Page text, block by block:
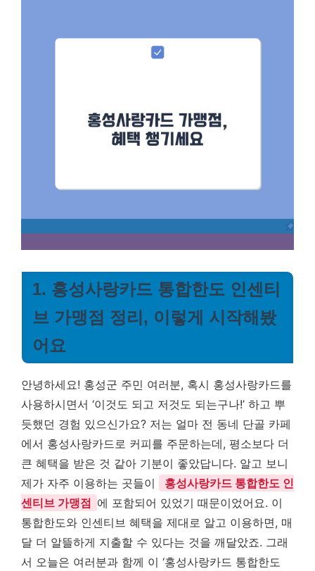
1. 홍성사랑카드 통합한도 인센티
브 가맹점 정리, 이렇게 시작해봤
어요
안녕하세요! 홍성군 주민 여러분, 혹시 홍성사랑카드를
사용하시면서 ‘이것도 되고 저것도 되는구나!’ 하고 뿌
듯했던 경험 있으신가요? 저는 얼마 전 동네 단골 카페
에서 홍성사랑카드로 커피를 주문하는데, 평소보다 더
큰 혜택을 받은 것 같아 기분이 좋았답니다. 알고 보니
제가 자주 이용하는 곳들이
홍성사랑카드 통합한도 인
센티브 가맹점 에 포함되어 있었기 때문이었어요. 이
통합한도와 인센티브 혜택을 제대로 알고 이용하면, 매
달 더 알뜰하게 지출할 수 있다는 것을 깨달았죠. 그래
서 오늘은 여러분과 함께 이 ‘홍성사랑카드 통합한도